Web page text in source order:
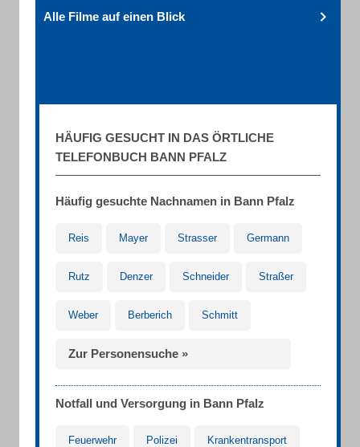
Alle Filme auf einen Blick
HÄUFIG GESUCHT IN DAS ÖRTLICHE
TELEFONBUCH BANN PFALZ
Häufig gesuchte Nachnamen in Bann Pfalz
Reis Mayer Strasser Germann
Rutz Denzer Schneider Straßer
Weber Berberich Schmitt
Zur Personensuche »
Notfall und Versorgung in Bann Pfalz
Feuerwehr Polizei Krankentransport